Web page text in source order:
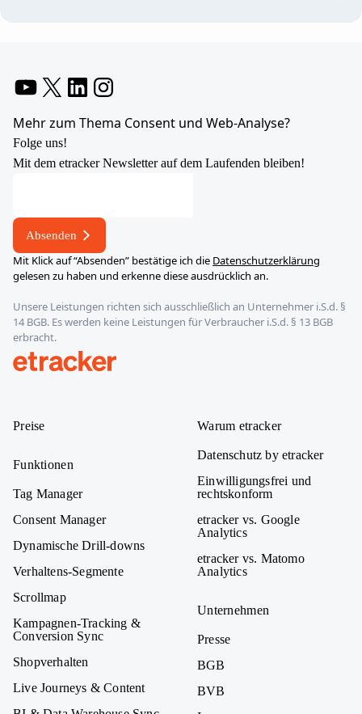
Mehr zum Thema Consent und Web-Analyse?
Folge uns!
Mit dem etracker Newsletter auf dem Laufenden bleiben!
Adresse
E-
Mail-
*
Absenden
Mit Klick auf “Absenden” bestätige ich die Datenschutzerklärung
gelesen zu haben und erkenne diese ausdrücklich an.
Unsere Leistungen richten sich ausschließlich an Unternehmer i.S.d. §
14 BGB. Es werden keine Leistungen für Verbraucher i.S.d. § 13 BGB
erbracht.
Preise
Funktionen
Tag Manager
Consent Manager
Dynamische Drill-downs
Verhaltens-Segmente
Scrollmap
Kampagnen-Tracking &
Conversion Sync
Shopverhalten
Live Journeys & Content
Warum etracker
Datenschutz by etracker
Einwilligungsfrei und
rechtskonform
etracker vs. Google
Analytics
etracker vs. Matomo
Analytics
Unternehmen
Presse
BGB
BVB